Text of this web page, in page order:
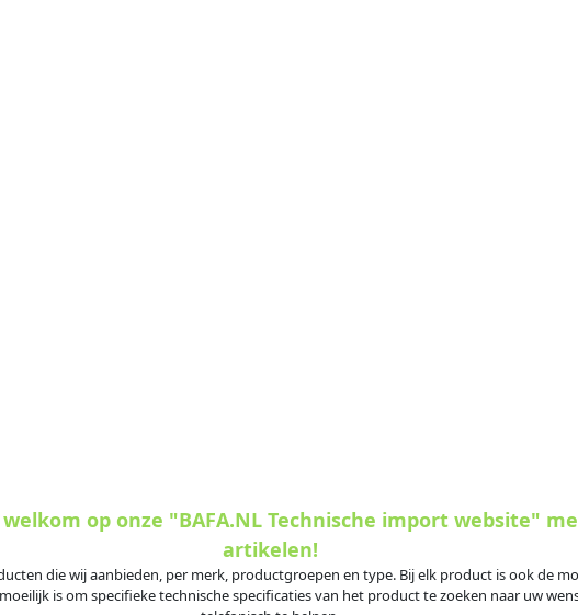
op onze "BAFA.NL Technische import website"
artikelen!
die wij aanbieden, per merk, productgroepen en type. Bij elk product is ook de
is om specifieke technische specificaties van het product te zoeken naar uw